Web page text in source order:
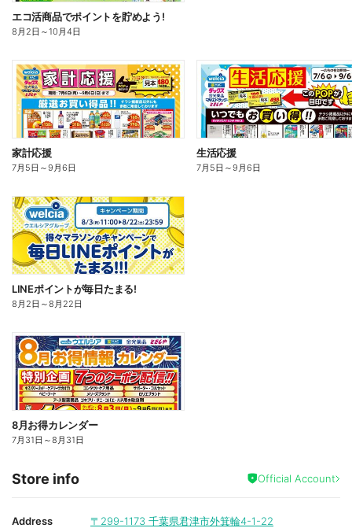
エコ活商品でポイントを貯めよう!
8月2日 ～10月4日
家計応援
7月5日 ～9月6日
生活応援
7月5日 ～9月6日
LINEポイントが毎日たまる!
8月2日 ～8月22日
8月お得カレンダー
7月31日 ～8月31日
Store info Official Account
Address 〒299-1173 千葉県君津市外箕輪4-1-22